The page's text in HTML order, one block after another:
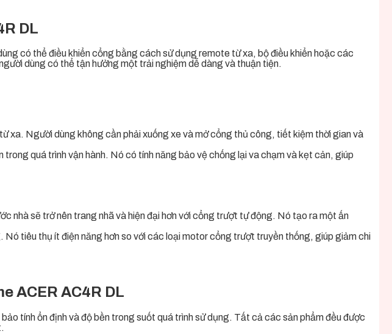
DL
có thể điều khiển cổng bằng cách sử dụng remote từ xa, bộ điều khiển hoặc các
dùng có thể tận hưởng một trải nghiệm dễ dàng và thuận tiện.
xa. Người dùng không cần phải xuống xe và mở cổng thủ công, tiết kiệm thời gian và
quá trình vận hành. Nó có tính năng bảo vệ chống lại va chạm và kẹt cản, giúp
sẽ trở nên trang nhã và hiện đại hơn với cổng trượt tự động. Nó tạo ra một ấn
tiêu thụ ít điện năng hơn so với các loại motor cổng trượt truyền thống, giúp giảm chi
ACER AC4R DL
tính ổn định và độ bền trong suốt quá trình sử dụng. Tất cả các sản phẩm đều được